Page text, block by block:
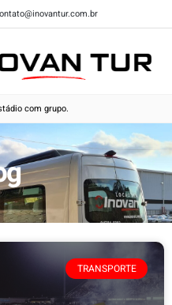
com grupo.
TRANSPORTE